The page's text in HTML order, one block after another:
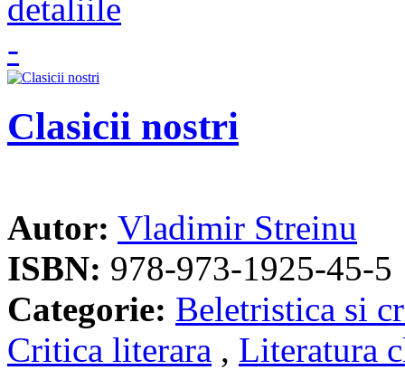
Clasicii nostri
Autor: Vladimir Streinu
ISBN: 978-973-1925-45-5
Categorie: Beletristica si
Critica literara , Literatura